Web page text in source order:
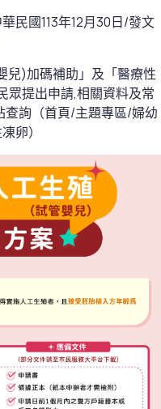
民國113年12月30日/發文
兒)加碼補助」及「醫療性
眾提出申請,相關資料及常
查詢（首頁/主題專區/婦幼
卵）